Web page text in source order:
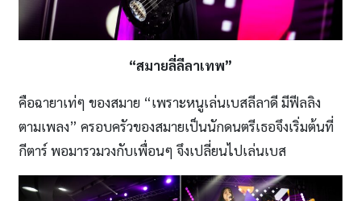
“สมายลี่ลีลาเทพ”
คือฉายาเท่ๆ ของสมาย “เพราะหนูเล่นเบสลีลาดี มีฟีลลิง
ตามเพลง” ครอบครัวของสมายเป็นนักดนตรีเธอจึงเริ่มต้นที่
กีตาร์ พอมารวมวงกับเพื่อนๆ จึงเปลี่ยนไปเล่นเบส